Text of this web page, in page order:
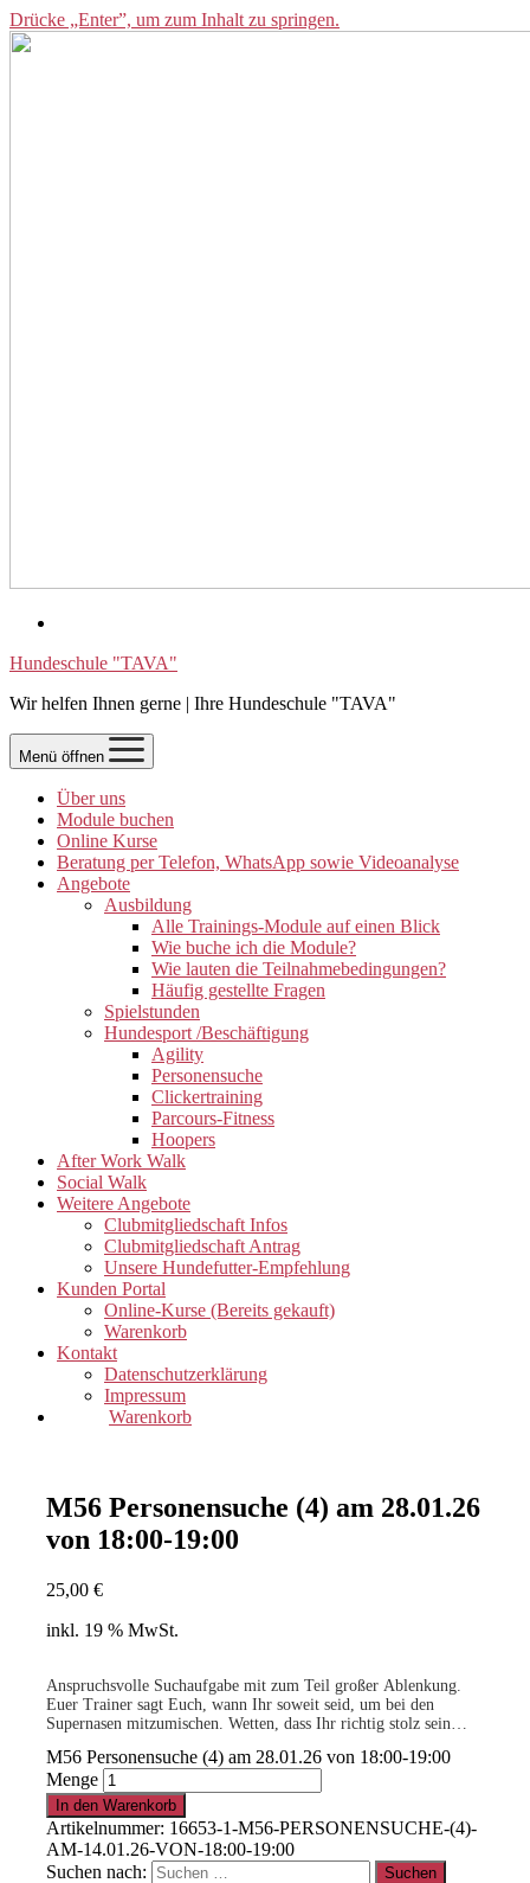
Drücke „Enter”, um zum Inhalt zu springen.
Hundeschule "TAVA"
Wir helfen Ihnen gerne | Ihre Hundeschule "TAVA"
Menü öffnen
Über uns
Module buchen
Online Kurse
Beratung per Telefon, WhatsApp sowie Videoanalyse
Angebote
Ausbildung
Alle Trainings-Module auf einen Blick
Wie buche ich die Module?
Wie lauten die Teilnahmebedingungen?
Häufig gestellte Fragen
Spielstunden
Hundesport /Beschäftigung
Agility
Personensuche
Clickertraining
Parcours-Fitness
Hoopers
After Work Walk
Social Walk
Weitere Angebote
Clubmitgliedschaft Infos
Clubmitgliedschaft Antrag
Unsere Hundefutter-Empfehlung
Kunden Portal
Online-Kurse (Bereits gekauft)
Warenkorb
Kontakt
Datenschutzerklärung
Impressum
Warenkorb
M56 Personensuche (4) am 28.01.26
von 18:00-19:00
25,00 €
inkl. 19 % MwSt.
Anspruchsvolle Suchaufgabe mit zum Teil großer Ablenkung.
Euer Trainer sagt Euch, wann Ihr soweit seid, um bei den
Supernasen mitzumischen. Wetten, dass Ihr richtig stolz sein
-geringe Teilnehmerzahl-
.
15% für Clubmitglieder!Infohier
M56 Personensuche (4) am 28.01.26 von 18:00-19:00
Menge
In den Warenkorb
Artikelnummer: 16653-1-M56-PERSONENSUCHE-(4)-
AM-14.01.26-VON-18:00-19:00
Suchen nach: